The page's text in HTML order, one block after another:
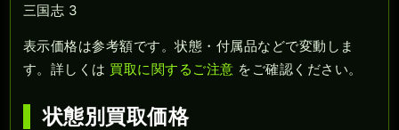
三国志 3
表示価格は参考額です。状態・付属品などで変動しま
す。詳しくは 買取に関するご注意 をご確認ください。
状態別買取価格